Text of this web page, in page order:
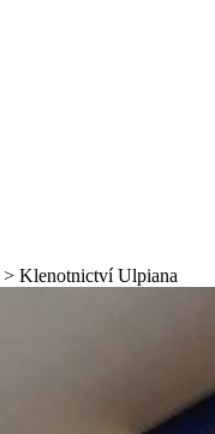
> Klenotnictví Ulpiana